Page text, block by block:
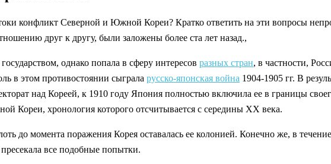
конфликт Северной и Южной Кореи? Кратко ответить на эти вопросы
друг к другу, были заложены более ста лет назад.,
однако попала в сферу интересов разных стран, в частности,
в этом противостоянии сыграла русско-японская война 1904-1905 гг. В
над Кореей, к 1910 году Япония полностью включила ее в границы
Кореи, хронология которого отсчитывается с середины XX века.
до момента поражения Корея оставалась ее колонией. Конечно же, в
все подобные попытки.